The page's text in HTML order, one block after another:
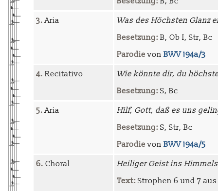
3.Aria
Was des Höchsten Glanz
Besetzung: B, Ob I, Str, Bc
Parodie von BWV 194a/3
4. Recitativo
Wie könnte dir, du
Besetzung: S, Bc
5.Aria
Hilf, Gott, daß es uns
Besetzung: S, Str, Bc
Parodie von BWV 194a/5
6. Choral
Heiliger Geist ins
Text: Strophen 6 und 7